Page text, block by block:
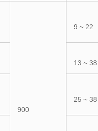
900
9 ~ 22
13 ~ 38
25 ~ 38